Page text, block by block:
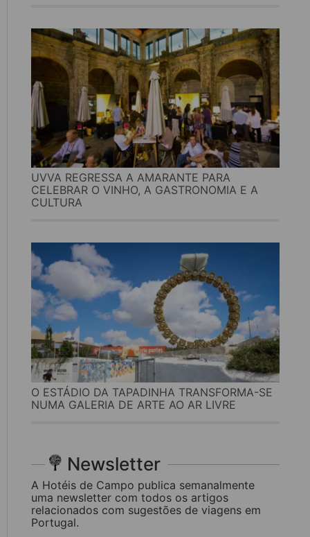
UVVA REGRESSA A AMARANTE PARA
CELEBRAR O VINHO, A GASTRONOMIA E A
CULTURA
O ESTÁDIO DA TAPADINHA TRANSFORMA-SE
NUMA GALERIA DE ARTE AO AR LIVRE
Newsletter
A Hotéis de Campo publica semanalmente
uma newsletter com todos os artigos
relacionados com sugestões de viagens em
Portugal.